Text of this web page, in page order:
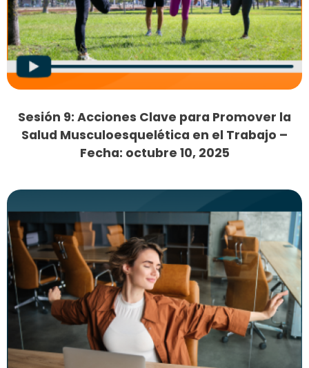
Sesión 9: Acciones Clave para Promover la
Salud Musculoesquelética en el Trabajo –
Fecha: octubre 10, 2025